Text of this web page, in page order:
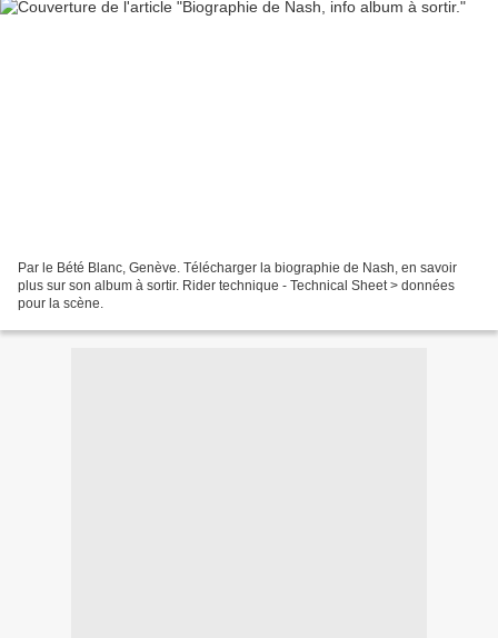
Par le Bété Blanc, Genève. Télécharger la biographie de Nash, en savoir
plus sur son album à sortir. Rider technique - Technical Sheet > données
pour la scène.